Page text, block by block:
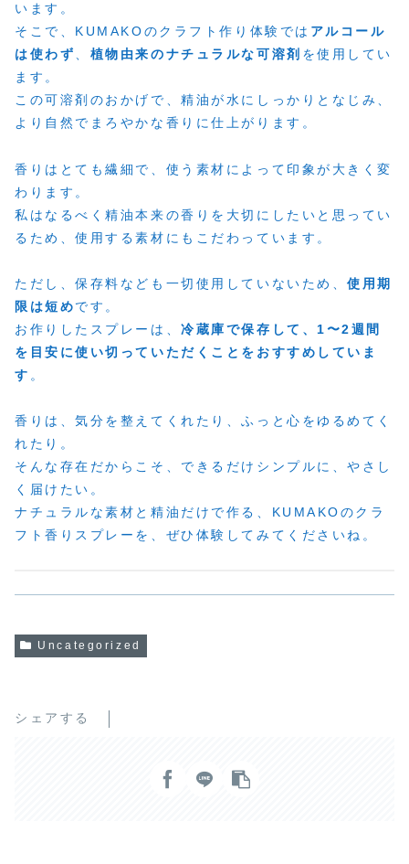
います。
そこで、KUMAKOのクラフト作り体験では アルコール
は使わず、 植物由来のナチュラルな可溶剤 を使用してい
ます。
この可溶剤のおかげで、精油が水にしっかりとなじみ、
より自然でまろやかな香りに仕上がります。
香りはとても繊細で、使う素材によって印象が大きく変
わります。
私はなるべく精油本来の香りを大切にしたいと思ってい
るため、使用する素材にもこだわっています。
ただし、保存料なども一切使用していないため、使用期
限は短めです。
お作りしたスプレーは、冷蔵庫で保存して、1〜2週間
を目安に使い切っていただくことをおすすめしていま
す 。
香りは、気分を整えてくれたり、ふっと心をゆるめてく
れたり。
そんな存在だからこそ、できるだけシンプルに、やさし
く届けたい。
ナチュラルな素材と精油だけで作る、KUMAKOのクラ
フト香りスプレーを、ぜひ体験してみてくださいね。
Uncategorized
シェアする